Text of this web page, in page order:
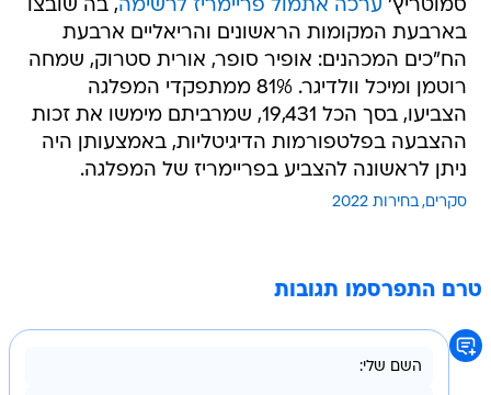
סמוטריץ' ערכה אתמול פריימריז לרשימה, בה שובצו
בארבעת המקומות הראשונים והריאליים ארבעת
הח"כים המכהנים: אופיר סופר, אורית סטרוק, שמחה
רוטמן ומיכל וולדיגר. 81% ממתפקדי המפלגה
הצביעו, בסך הכל 19,431, שמרביתם מימשו את זכות
ההצבעה בפלטפורמות הדיגיטליות, באמצעותן היה
ניתן לראשונה להצביע בפריימריז של המפלגה.
סקרים בחירות 2022
טרם התפרסמו תגובות